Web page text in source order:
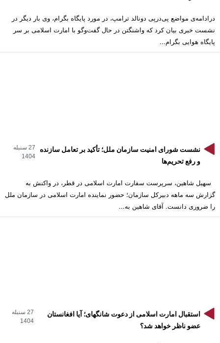
درادامه‌ی مواضع پی‌درپی دونالد ترامپ، در مورد پایگاه بگرام، وی بار دیگر در
نشست خبری بیان کرد که واشنگتن در حال گفت‌وگو با امارت اسلامی بر سر
پایگاه هوایی بگرام...
نشست شورای امنیت سازمان ملل؛ تأکید بر تعامل سازنده
و رفع تحریم‌ها
27 سنبله
1404
سهیل شاهین، سرپرست سفارت امارت اسلامی در قطر، در واکنش به
گزارش سه ماهه دبیرکل سازمان؛ حضور نماینده امارت اسلامی در سازمان ملل
را ضروری دانست. آقای شاهین به...
استقبال امارت اسلامی از دعوت شانگهای؛ آیا افغانستان
عضو ناظر خواهد شد؟
27 سنبله
1404